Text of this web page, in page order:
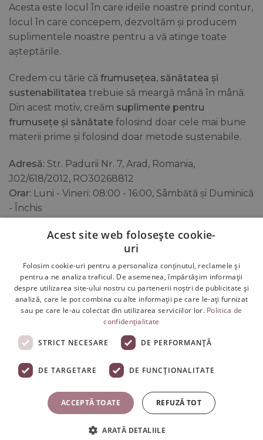
Acesta este locul în care ideile noastre prind contur,
locul în care concepem, dezvoltăm și producem
suplimentele noastre pentru a vă atinge toate
așteptările.
Credem cu tărie că frumusețea, sănătatea și
sustenabilitatea trebuie să meargă mână în mână.
Din acest motiv, creăm suplimente pentru
frumusețe și sănătate folosind doar cele mai bune
materii prime și folosind doar metode sustenabile.
Adresă: Str. Padurii Nr. 7, Arad, Romania,
J02/618/2012, RO30268812
Orar: Luni - Vineri: 08:00 - 16:00, Sâmbătă și Duminică
- Închis
office@swedishcolagen.ro
Copyright 2026 ©Swedish Colagen- Colagen Lichid de
Ultimă Generație cu Concentrații Maxime și Efecte Reale
Vladimirescu, Arad, Romania
Acest site web folosește cookie-
uri
Folosim cookie-uri pentru a personaliza conținutul, reclamele și
pentru a ne analiza traficul. De asemenea, împărtășim informații
despre utilizarea site-ului nostru cu partenerii noștri de publicitate și
analiză, care le pot combina cu alte informații pe care le-ați furnizat
sau pe care le-au colectat din utilizarea serviciilor lor. Politica de
confidențialitate
STRICT NECESARE DE PERFORMANȚĂ
DE TARGETARE DE FUNCŢIONALITATE
ACCEPTĂ TOATE REFUZĂ TOT
ARATĂ DETALIILE